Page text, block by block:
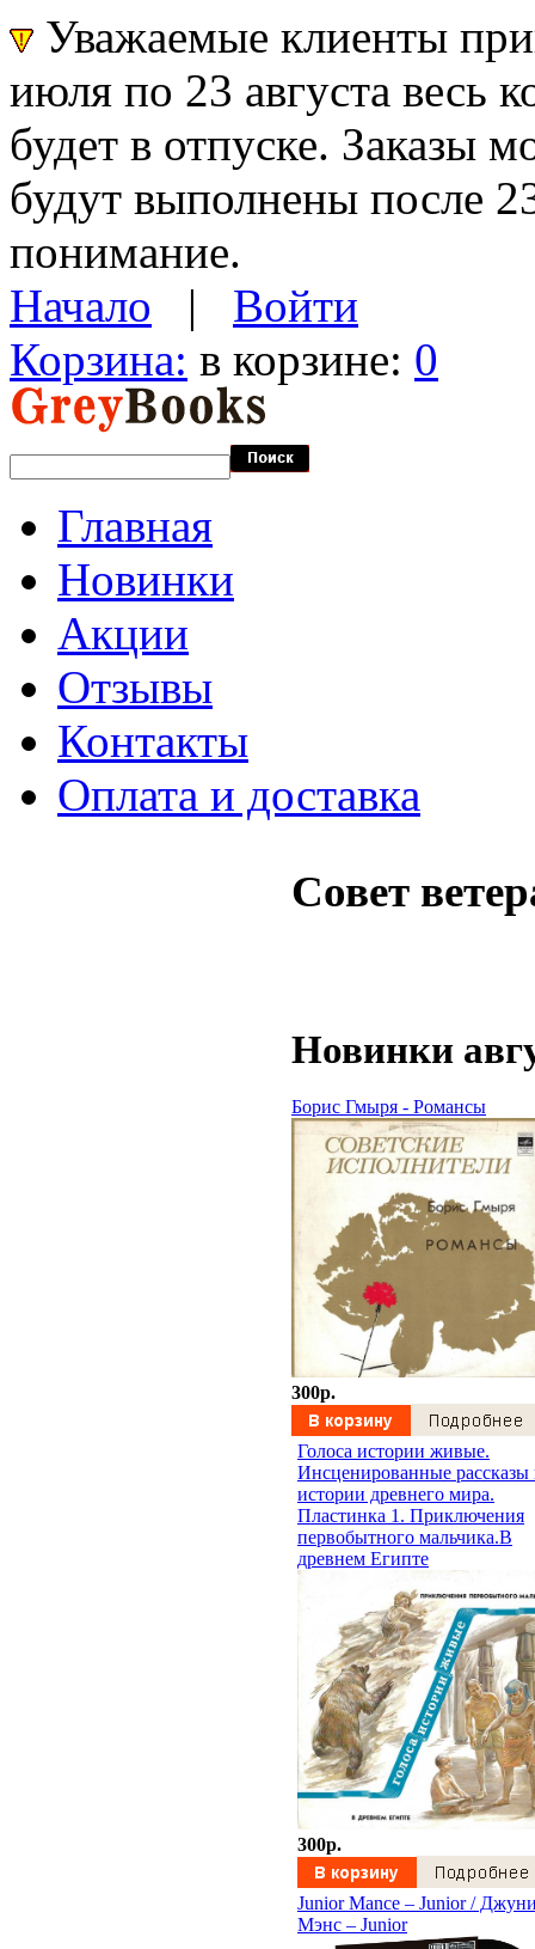
Уважаемые клиенты
июля по 23 августа весь
будет в отпуске. Заказы
будут выполнены после
понимание.
Начало | Войти
Корзина: в корзине: 0
Главная
Новинки
Акции
Отзывы
Контакты
Оплата и доставка
Совет
Новинки
Борис Гмыря - Романсы
300p.
Голоса истории живые.
Инсценированные рассказы
истории древнего мира.
Пластинка 1. Приключения
первобытного мальчика.В
древнем Египте
300p.
Junior Mance – Junior /
Мэнс – Junior